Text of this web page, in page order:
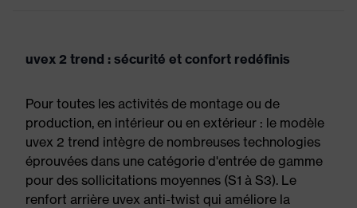
uvex 2 trend : sécurité et confort redéfinis
Pour toutes les activités de montage ou de
production, en intérieur ou en extérieur : le modèle
uvex 2 trend intègre de nombreuses technologies
éprouvées dans une catégorie d'entrée de gamme
pour des sollicitations moyennes (S1 à S3). Le
renfort arrière uvex anti-twist qui améliore la